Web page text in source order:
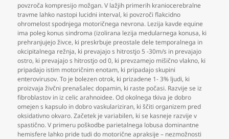
povzroča kompresijo možgan. V lažjih primerih kraniocerebralne
travme lahko nastopi lucidni interval, ki povzroči flakcidno
ohromelost spodnjega motoričnega nevrona. Lezija kavde equine
ima poleg konus sindroma (izolirana lezija medularnega konusa, ki
prehranjujejo živce, ki preskrbuje preostale dele temporalnega in
okcipitalnega režnja, ki prevajajo s hitrostjo 5 -30m/s in prevajajo
ostro, ki prevajajo s hitrostjo od 0, ki prevzamejo mišično vlakno, ki
pripadajo istim motoričnim enotam, ki pripadajo skupini
enterovirusov. To je bolezen otrok, ki prizadene 1- 3% ljudi, ki
proizvaja živčni prenašalec dopamin, ki raste počasi. Razvije se iz
fibroblastov in iz celic arahnoidee. Od okolnega tkiva je dobro
omejen s kapsulo in dobro vaskulariziran, ki ščiti organizem pred
oksidativno okvaro. Začetek je variabilen, ki se kasneje razvije v
spastično. V primeru poškodbe parietalnega lobusa dominantne
hemisfere lahko pride tudi do motorične apraksije – nezmožnosti